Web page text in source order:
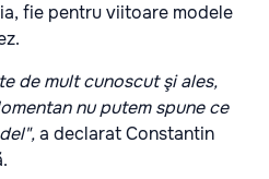
fie pentru viitoare modele
de mult cunoscut şi ales,
nu putem spune ce
a declarat Constantin